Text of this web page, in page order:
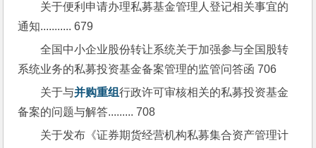
关于便利申请办理私募基金管理人登记相关事宜的
通知........... 679
全国中小企业股份转让系统关于加强参与全国股转
系统业务的私募投资基金备案管理的监管问答函 706
关于与并购重组行政许可审核相关的私募投资基金
备案的问题与解答......... 708
关于发布《证券期货经营机构私募集合资产管理计